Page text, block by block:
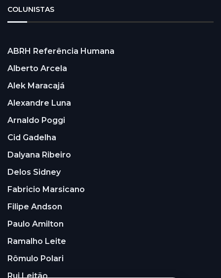
COLUNISTAS
ABRH Referência Humana
Alberto Arcela
Alek Maracajá
Alexandre Luna
Arnaldo Poggi
Cid Gadelha
Dalyana Ribeiro
Delos Sidney
Fabricio Marsicano
Filipe Andson
Paulo Amilton
Ramalho Leite
Rômulo Polari
Rui Leitão